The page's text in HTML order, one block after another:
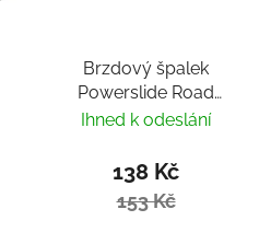
Brzdový špalek
Powerslide Road
Hog/UBS/Urban/
Ihned k odeslání
138 Kč
153 Kč